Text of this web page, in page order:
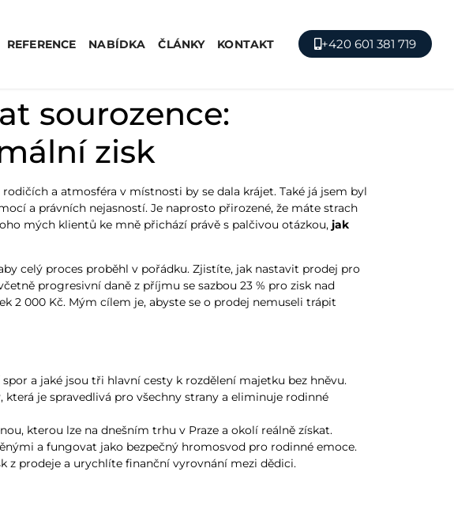
REFERENCE NABÍDKA ČLÁNKY KONTAKT +420 601 381 719
sourozence:
zisk
a atmosféra v místnosti by se dala krájet. Také já jsem byl
a právních nejasností. Je naprosto přirozené, že máte strach
mých klientů ke mně přichází právě s palčivou otázkou, jak
celý proces proběhl v pořádku. Zjistíte, jak nastavit prodej pro
progresivní daně z příjmu se sazbou 23 % pro zisk nad
2 000 Kč. Mým cílem je, abyste se o prodej nemuseli trápit
a jaké jsou tři hlavní cesty k rozdělení majetku bez hněvu.
je spravedlivá pro všechny strany a eliminuje rodinné
kterou lze na dnešním trhu v Praze a okolí reálně získat.
a fungovat jako bezpečný hromosvod pro rodinné emoce.
z prodeje a urychlíte finanční vyrovnání mezi dědici.